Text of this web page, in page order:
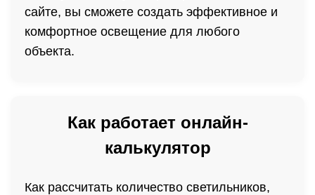
сайте, вы сможете создать эффективное и
комфортное освещение для любого
объекта.
Как работает онлайн-
калькулятор
Как рассчитать количество светильников,